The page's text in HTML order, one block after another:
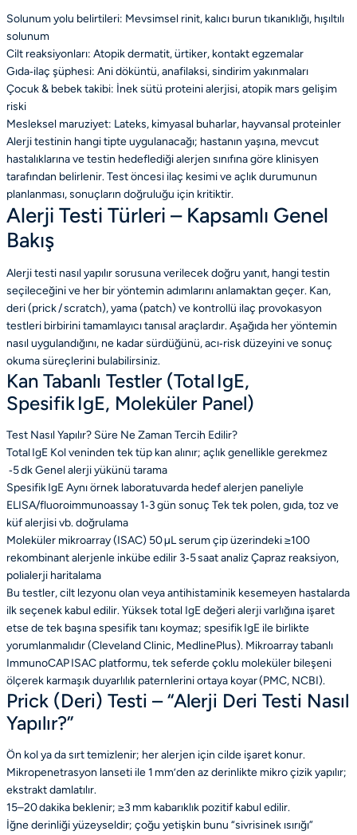
Solunum yolu belirtileri: Mevsimsel rinit, kalıcı burun tıkanıklığı, hışıltılı
solunum
Cilt reaksiyonları: Atopik dermatit, ürtiker, kontakt egzemalar
Gıda‑ilaç şüphesi: Ani döküntü, anafilaksi, sindirim yakınmaları
Çocuk & bebek takibi: İnek sütü proteini alerjisi, atopik mars gelişim
riski
Mesleksel maruziyet: Lateks, kimyasal buharlar, hayvansal proteinler
Alerji testinin hangi tipte uygulanacağı; hastanın yaşına, mevcut
hastalıklarına ve testin hedeflediği alerjen sınıfına göre klinisyen
tarafından belirlenir. Test öncesi ilaç kesimi ve açlık durumunun
planlanması, sonuçların doğruluğu için kritiktir.
Alerji Testi Türleri – Kapsamlı Genel
Bakış
Alerji testi nasıl yapılır sorusuna verilecek doğru yanıt, hangi testin
seçileceğini ve her bir yöntemin adımlarını anlamaktan geçer. Kan,
deri (prick / scratch), yama (patch) ve kontrollü ilaç provokasyon
testleri birbirini tamamlayıcı tanısal araçlardır. Aşağıda her yöntemin
nasıl uygulandığını, ne kadar sürdüğünü, acı‑risk düzeyini ve sonuç
okuma süreçlerini bulabilirsiniz.
Kan Tabanlı Testler (Total IgE,
Spesifik IgE, Moleküler Panel)
Test Nasıl Yapılır? Süre Ne Zaman Tercih Edilir?
Total IgE Kol veninden tek tüp kan alınır; açlık genellikle gerekmez
‑5 dkGenel alerji yükünü tarama
Spesifik IgEAynı örnek laboratuvarda hedef alerjen paneliyle
ELISA/fluoroimmunoassay1‑3 gün sonuç Tek tek polen, gıda, toz ve
küf alerjisi vb. doğrulama
Moleküler mikroarray (ISAC) 50 µL serum çip üzerindeki ≥100
rekombinant alerjenle inkübe edilir 3‑5 saat analizÇapraz reaksiyon,
polialerji haritalama
Bu testler, cilt lezyonu olan veya antihistaminik kesemeyen hastalarda
ilk seçenek kabul edilir. Yüksek total IgE değeri alerji varlığına işaret
etse de tek başına spesifik tanı koymaz; spesifik IgE ile birlikte
yorumlanmalıdır (Cleveland Clinic, MedlinePlus). Mikroarray tabanlı
ImmunoCAP ISAC platformu, tek seferde çoklu moleküler bileşeni
ölçerek karmaşık duyarlılık paternlerini ortaya koyar (PMC, NCBI).
Prick (Deri) Testi – “Alerji Deri Testi Nasıl
Yapılır?”
Ön kol ya da sırt temizlenir; her alerjen için cilde işaret konur.
Mikropenetrasyon lanseti ile 1 mm’den az derinlikte mikro çizik yapılır;
ekstrakt damlatılır.
15–20 dakika beklenir; ≥3 mm kabarıklık pozitif kabul edilir.
İğne derinliği yüzeyseldir; çoğu yetişkin bunu “sivrisinek ısırığı”